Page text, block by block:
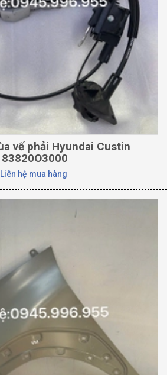
vế phải Hyundai Custin
83820O3000
Liên hệ mua hàng